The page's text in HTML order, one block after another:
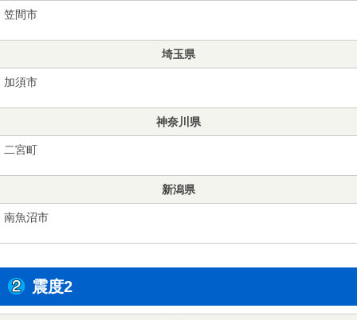
笠間市
埼玉県
加須市
神奈川県
二宮町
新潟県
南魚沼市
震度2